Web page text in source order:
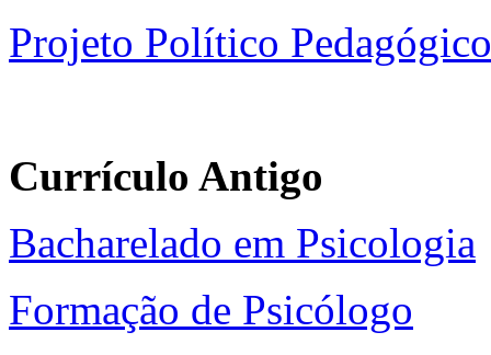
Projeto Político Pedagógico
Currículo Antigo
Bacharelado em Psicologia
Formação de Psicólogo